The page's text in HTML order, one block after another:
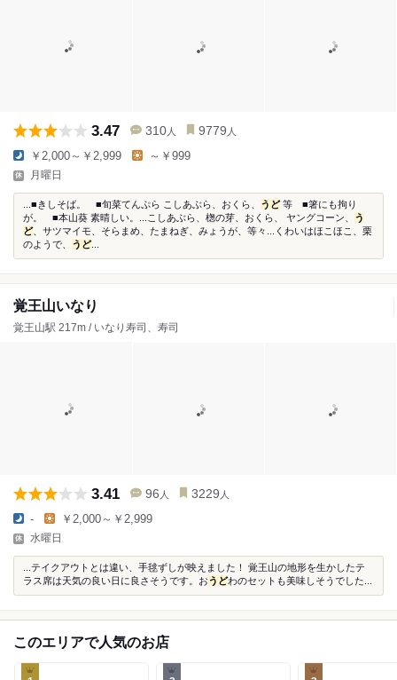
3.47 310 人 9779 人
￥2,000～￥2,999 ～￥999
月曜日
...■きしそば。 ■旬菜てんぷら こしあぶら、おくら、 うど等 ■箸にも拘り
が。 ■本山葵 素晴しい。...こしあぶら、楤の芽、おくら、 ヤングコーン、 う
ど、サツマイモ、そらまめ、たまねぎ、みょうが、等々...くわいはほこほこ、栗
のようで、 うど...
覚王山いなり
覚王山駅 217m / いなり寿司、寿司
3.41 96 人 3229 人
- ￥2,000～￥2,999
水曜日
...テイクアウトとは違い、手毬ずしが映えました！ 覚王山の地形を生かしたテ
ラス席は天気の良い日に良さそうです。おうどわのセットも美味しそうでした...
このエリアで人気のお店